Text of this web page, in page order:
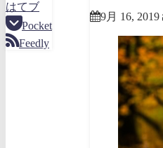
はてブ
Pocket
Feedly
9月 16, 2019